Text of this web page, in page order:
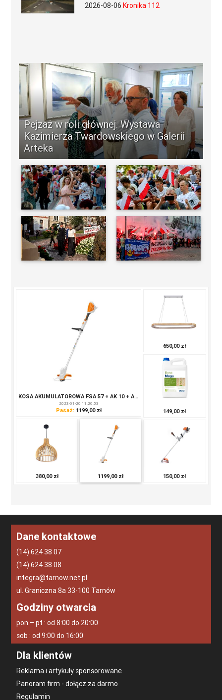
2026-08-06 Kronika 112
Pejzaż w roli głównej. Wystawa
Kazimierza Twardowskiego w Galerii
Arteka
Lampa wisząca drewniana 80W + pilot
Pasaż:650,00 zł
380,00 zł 1199,00 zł
650,00 zł
149,00 zł
150,00 zł
Dane kontaktowe
(14) 624 38 07
(14) 624 38 08
integra@tarnow.net.pl
ul. Graniczna 8a 33-100 Tarnów
Godziny otwarcia
pon – pt : od 8:00 do 20:00
sob : od 9:00 do 16:00
Dla klientów
Reklama i artykuły sponsorowane
Panoram firm - dołącz za darmo
Regulamin